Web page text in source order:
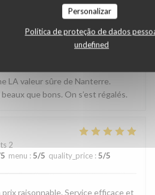
Personalizar
Política de proteção de dados
undefined
2
quality_price:5/5
LA valeur sûre de Nanterre.
que bons. On s’est régalés.
2
menu : 5/5 quality_price : 5/5
raisonnable. Service efficace et